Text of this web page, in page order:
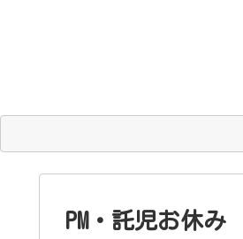
PM・託児お休み